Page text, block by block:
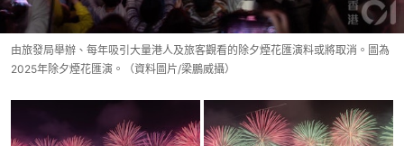
由旅發局舉辦、每年吸引大量港人及旅客觀看的除夕煙花匯演料或將取消。圖為
2025年除夕煙花匯演。（資料圖片/梁鵬威攝）